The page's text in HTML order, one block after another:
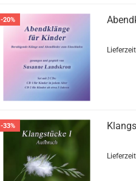
-20%
-33%